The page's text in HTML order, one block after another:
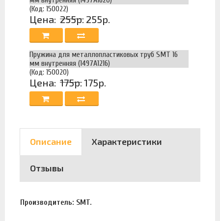
(Код: 150022)
Цена: 255р. 255р.
Пружина для металлопластиковых труб SMT 16
мм внутренняя (1497А1216)
(Код: 150020)
Цена: 175р.175р.
Описание Характеристики
Отзывы
Производитель: SMT.